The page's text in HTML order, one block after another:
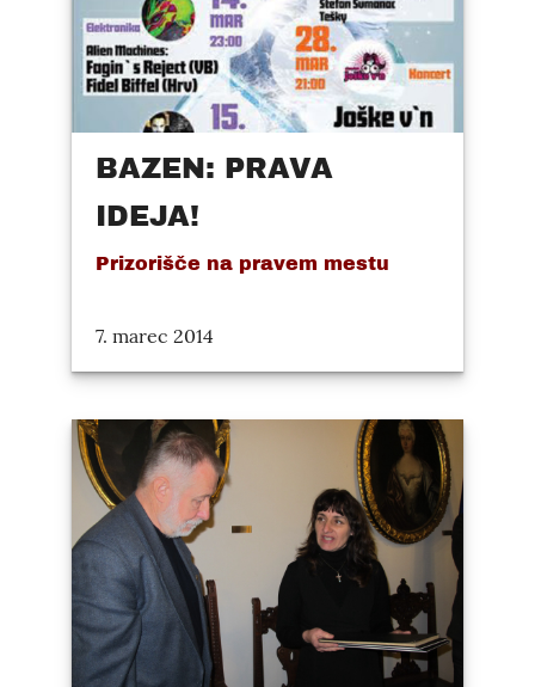
BAZEN: PRAVA
IDEJA!
Prizorišče na pravem mestu
7. marec 2014